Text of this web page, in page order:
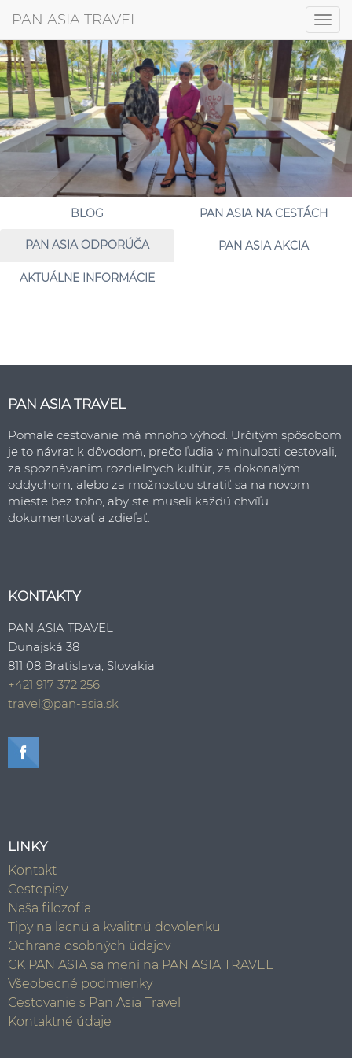
PAN ASIA TRAVEL
+421 917 372 256
BLOG PAN ASIA NA CESTÁCH
PAN ASIA ODPORÚČA PAN ASIA AKCIA
AKTUÁLNE INFORMÁCIE
PAN ASIA TRAVEL
Pomalé cestovanie má mnoho výhod. Určitým spôsobom
je to návrat k dôvodom, prečo ľudia v minulosti cestovali,
za spoznávaním rozdielnych kultúr, za dokonalým
oddychom, alebo za možnosťou stratiť sa na novom
mieste bez toho, aby ste museli každú chvíľu
dokumentovať a zdieľať.
KONTAKTY
PAN ASIA TRAVEL
Dunajská 38
811 08 Bratislava, Slovakia
+421 917 372 256
travel@pan-asia.sk
LINKY
Kontakt
Cestopisy
Naša filozofia
Tipy na lacnú a kvalitnú dovolenku
Ochrana osobných údajov
CK PAN ASIA sa mení na PAN ASIA TRAVEL
Všeobecné podmienky
Cestovanie s Pan Asia Travel
Kontaktné údaje